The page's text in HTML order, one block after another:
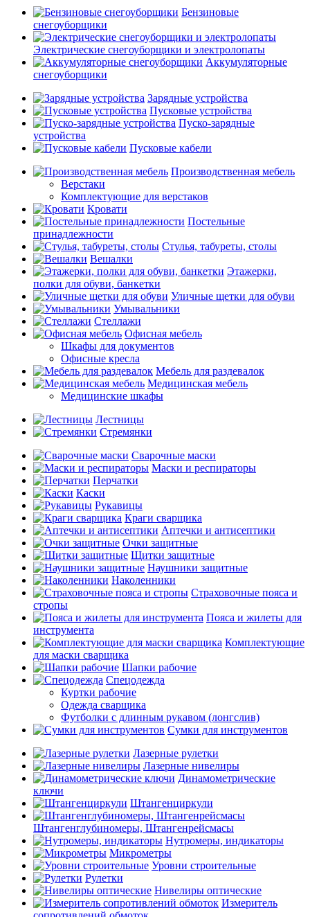
Бензиновые
снегоуборщики
Электрические снегоуборщики и электролопаты
Аккумуляторные
снегоуборщики
Зарядные устройства
Пусковые устройства
Пуско-зарядные
устройства
Пусковые кабели
Производственная мебель
Верстаки
Комплектующие для верстаков
Кровати
Постельные
принадлежности
Стулья, табуреты, столы
Вешалки
Этажерки,
полки для обуви, банкетки
Уличные щетки для обуви
Умывальники
Стеллажи
Офисная мебель
Шкафы для документов
Офисные кресла
Мебель для раздевалок
Медицинская мебель
Медицинские шкафы
Лестницы
Стремянки
Сварочные маски
Маски и респираторы
Перчатки
Каски
Рукавицы
Краги сварщика
Аптечки и антисептики
Очки защитные
Щитки защитные
Наушники защитные
Наколенники
Страховочные пояса и
стропы
Пояса и жилеты для
инструмента
Комплектующие
для маски сварщика
Шапки рабочие
Спецодежда
Куртки рабочие
Одежда сварщика
Футболки с длинным рукавом (лонгслив)
Сумки для инструментов
Лазерные рулетки
Лазерные нивелиры
Динамометрические
ключи
Штангенциркули
Штангенглубиномеры, Штангенрейсмасы
Нутромеры, индикаторы
Микрометры
Уровни строительные
Рулетки
Нивелиры оптические
Измеритель